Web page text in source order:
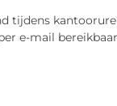
tijdens
e-mail